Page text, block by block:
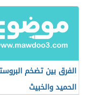
الفرق بين تضخم
الحميد والخبيث